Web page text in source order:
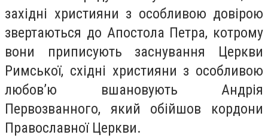
західні християни з особливою довірою
звертаються до Апостола Петра, котрому
вони приписують заснування Церкви
Римської, східні християни з особливою
любов’ю вшановують Андрія
Первозванного, який обійшов кордони
Православної Церкви.